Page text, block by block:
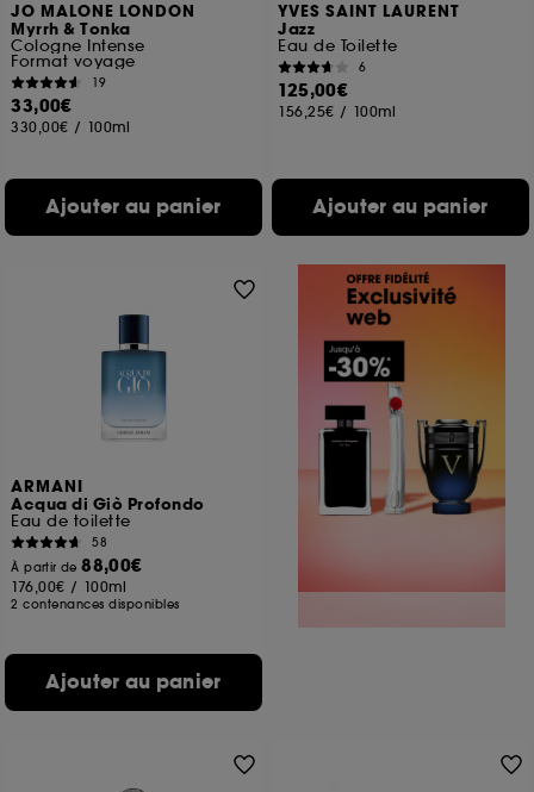
JO MALONE LONDON
Myrrh & Tonka
Cologne Intense
Format voyage
19
33,00€
330,00€ / 100ml
Ajouter au panier
YVES SAINT LAURENT
Jazz
Eau de Toilette
6
125,00€
156,25€ / 100ml
Ajouter au panier
ARMANI
Acqua di Giò Profondo
Eau de toilette
58
À partir de88,00€
176,00€ / 100ml
2 contenances disponibles
Ajouter au panier